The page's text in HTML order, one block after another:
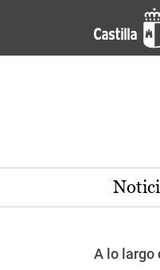
Pasar al contenido principal
A lo largo